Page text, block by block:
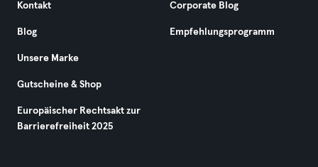
Kontakt
Blog
Unsere Marke
Gutscheine & Shop
Europäischer Rechtsakt zur
Barrierefreiheit 2025
Corporate Blog
Empfehlungsprogramm